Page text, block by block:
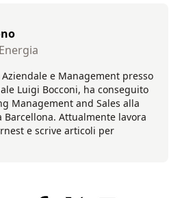
e Management presso
Luigi Bocconi, ha conseguito
Management and Sales alla
Barcellona. Attualmente lavora
e scrive articoli per